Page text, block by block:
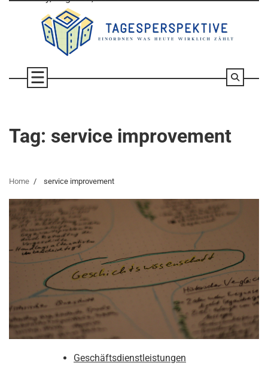
Tag: service improvement
Home service improvement
Geschäftsdienstleistungen